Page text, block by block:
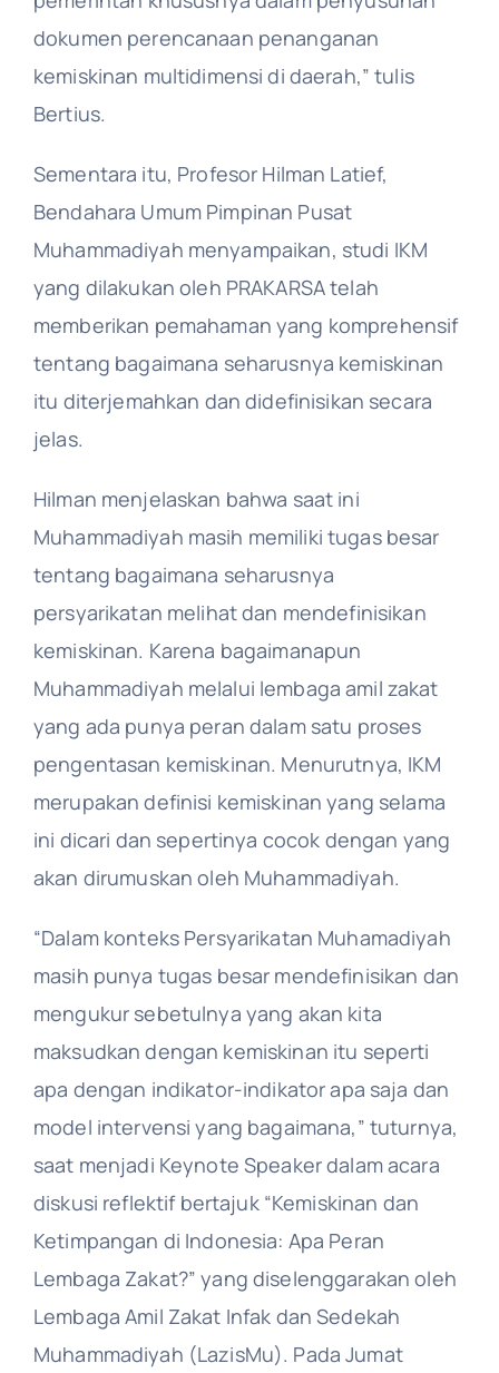
dokumen perencanaan penanganan
kemiskinan multidimensi di daerah,” tulis
Bertius.
Sementara itu, Profesor Hilman Latief,
Bendahara Umum Pimpinan Pusat
Muhammadiyah menyampaikan, studi IKM
yang dilakukan oleh PRAKARSA telah
memberikan pemahaman yang komprehensif
tentang bagaimana seharusnya kemiskinan
itu diterjemahkan dan didefinisikan secara
jelas.
Hilman menjelaskan bahwa saat ini
Muhammadiyah masih memiliki tugas besar
tentang bagaimana seharusnya
persyarikatan melihat dan mendefinisikan
kemiskinan. Karena bagaimanapun
Muhammadiyah melalui lembaga amil zakat
yang ada punya peran dalam satu proses
pengentasan kemiskinan. Menurutnya, IKM
merupakan definisi kemiskinan yang selama
ini dicari dan sepertinya cocok dengan yang
akan dirumuskan oleh Muhammadiyah.
“Dalam konteks Persyarikatan Muhamadiyah
masih punya tugas besar mendefinisikan dan
mengukur sebetulnya yang akan kita
maksudkan dengan kemiskinan itu seperti
apa dengan indikator-indikator apa saja dan
model intervensi yang bagaimana,” tuturnya,
saat menjadi Keynote Speaker dalam acara
diskusi reflektif bertajuk “Kemiskinan dan
Ketimpangan di Indonesia: Apa Peran
Lembaga Zakat?” yang diselenggarakan oleh
Lembaga Amil Zakat Infak dan Sedekah
Muhammadiyah (LazisMu). Pada Jumat